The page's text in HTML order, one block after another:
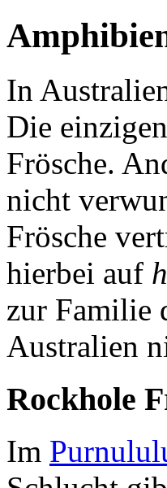
In
Die
Frösche.
nicht
Frösche
hierbei auf
zur Familie
Australien
Rockhole
Im